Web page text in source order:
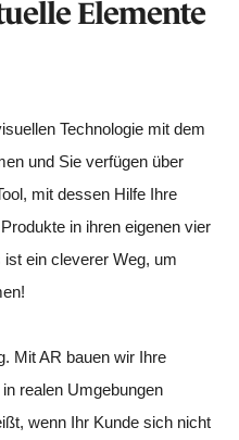
Elemente
Technologie mit dem
und Sie verfügen über
mit dessen Hilfe Ihre
in ihren eigenen vier
ein cleverer Weg, um
Mit AR bauen wir Ihre
realen Umgebungen
wenn Ihr Kunde sich nicht